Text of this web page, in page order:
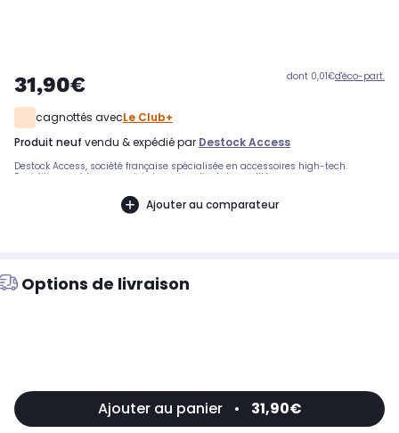
31,90€ dont 0,01€d'éco-part.
cagnottés avecLe Club+
produit neuf vendu & expédié par Destock Access
Destock Access, société française spécialisée en accessoires high-tech.
Expédition rapide avec suivi et service client de qualité.
Ajouter au comparateur
Options de livraison
Ajouter au panier • 31,90€